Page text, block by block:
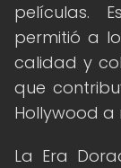
películas.
permitió a
calidad y
que
Hollywood a
La Era